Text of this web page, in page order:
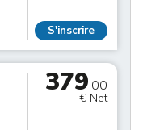
S'inscrire
379.00
€ Net